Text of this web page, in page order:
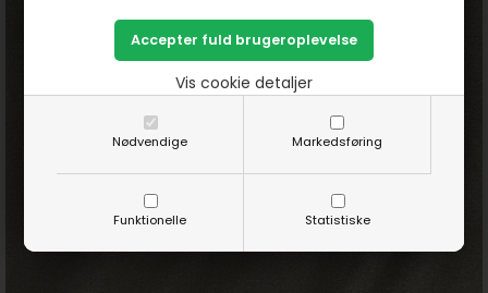
Nødvendige Markedsføring
Funktionelle Statistiske
Vis cookie detaljer